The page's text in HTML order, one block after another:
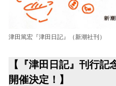
津田篤宏『津田日記』（新潮社刊）
【『津田日記』刊行記
開催決定！】